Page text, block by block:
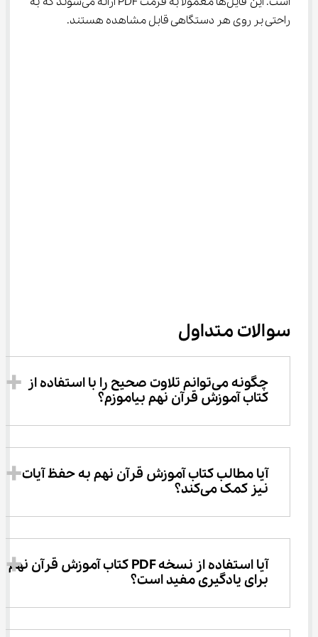
راحتی بر روی هر دستگاهی قابل مشاهده هستند.
سوالات متداول
چگونه می‌توانم تلاوت صحیح را با استفاده از
کتاب آموزش قرآن نهم بیاموزم؟
آیا مطالب کتاب آموزش قرآن نهم به حفظ آیات
نیز کمک می‌کند؟
آیا استفاده از نسخه PDF کتاب آموزش قرآن نهم
برای یادگیری مفید است؟